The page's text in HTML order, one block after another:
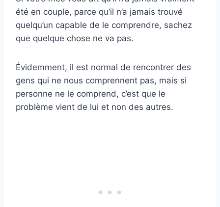
été en couple, parce qu’il n’a jamais trouvé
quelqu’un capable de le comprendre, sachez
que quelque chose ne va pas.
Évidemment, il est normal de rencontrer des
gens qui ne nous comprennent pas, mais si
personne ne le comprend, c’est que le
problème vient de lui et non des autres.